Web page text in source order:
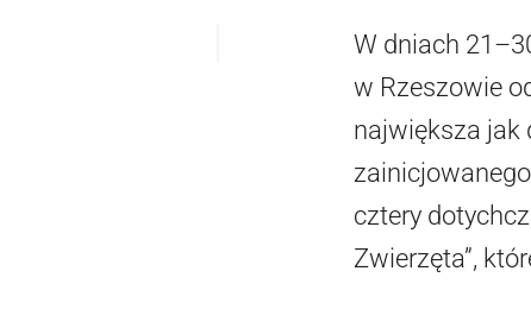
W dniach
w Rzeszowie
największa jak
cztery
Zwierzęta”,